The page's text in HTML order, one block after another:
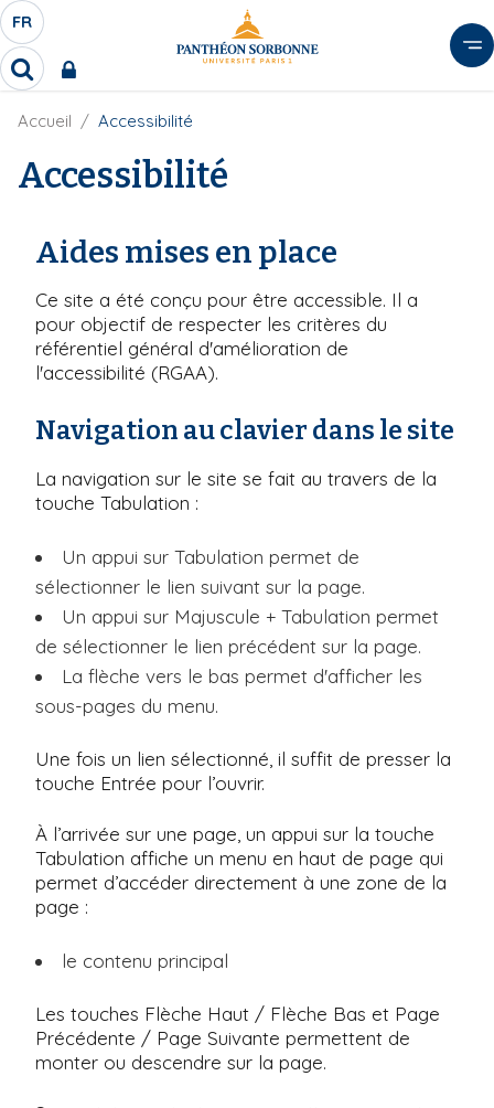
A
l
l
e
S
É
L
E
T
E
F
R
FR
R
c
e
r
F
d
Accueil Accessibilité
Accessibilité
Aides mises en place
Ce site a été conçu pour être accessible. Il a
pour objectif de respecter les critères du
référentiel général d'amélioration de
l'accessibilité (RGAA).
Navigation au clavier dans le site
La navigation sur le site se fait au travers de la
touche Tabulation :
Un appui sur Tabulation permet de
sélectionner le lien suivant sur la page.
Un appui sur Majuscule + Tabulation permet
de sélectionner le lien précédent sur la page.
La flèche vers le bas permet d'afficher les
sous-pages du menu.
Une fois un lien sélectionné, il suffit de presser la
touche Entrée pour l’ouvrir.
À l’arrivée sur une page, un appui sur la touche
Tabulation affiche un menu en haut de page qui
permet d’accéder directement à une zone de la
page :
le contenu principal
Les touches Flèche Haut / Flèche Bas et Page
Précédente / Page Suivante permettent de
monter ou descendre sur la page.